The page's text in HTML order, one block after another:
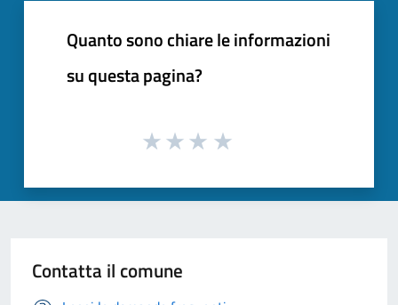
Quanto sono chiare le informazioni
su questa pagina?
Contatta il comune